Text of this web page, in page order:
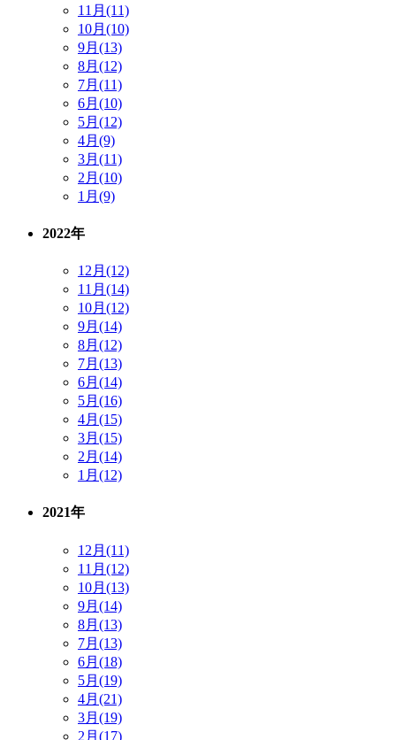
11月(11)
10月(10)
9月(13)
8月(12)
7月(11)
6月(10)
5月(12)
4月(9)
3月(11)
2月(10)
1月(9)
2022年
12月(12)
11月(14)
10月(12)
9月(14)
8月(12)
7月(13)
6月(14)
5月(16)
4月(15)
3月(15)
2月(14)
1月(12)
2021年
12月(11)
11月(12)
10月(13)
9月(14)
8月(13)
7月(13)
6月(18)
5月(19)
4月(21)
3月(19)
2月(17)